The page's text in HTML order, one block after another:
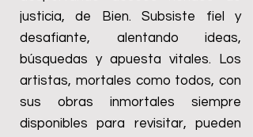
justicia, de Bien. Subsiste fiel y
desafiante, alentando ideas,
búsquedas y apuesta vitales. Los
artistas, mortales como todos, con
sus obras inmortales siempre
disponibles para revisitar, pueden